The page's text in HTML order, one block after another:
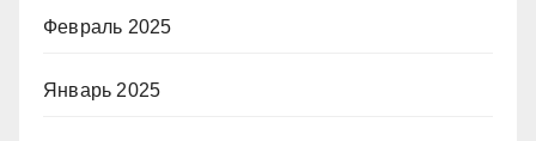
Февраль 2025
Январь 2025